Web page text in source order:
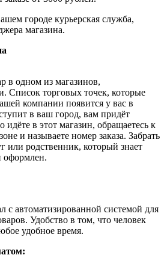
городе курьерская служба,
магазина.
в одном из магазинов,
Список торговых точек, которые
компании появится у вас в
в ваш город, вам придёт
в этот магазин, обращаетесь к
и называете номер заказа. Забрать
или родственник, который знает
оформлен.
с автоматизированной системой для
Удобство в том, что человек
удобное время.